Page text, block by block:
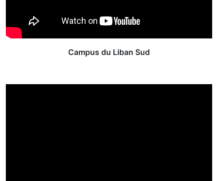
Campus du Liban Sud